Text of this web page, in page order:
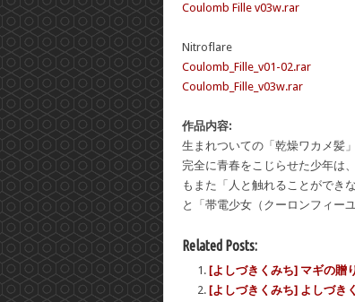
Coulomb Fille v03w.rar
Nitroflare
Coulomb_Fille_v01-02.rar
Coulomb_Fille_v03w.rar
作品内容:
生まれついての「乾燥ワカメ髪
完全に青春をこじらせた少年は
もまた「人と触れることがで
と「帯電少女（クーロンフィ
Related Posts:
[よしづきくみち] マギの贈
[よしづきくみち] よしづき